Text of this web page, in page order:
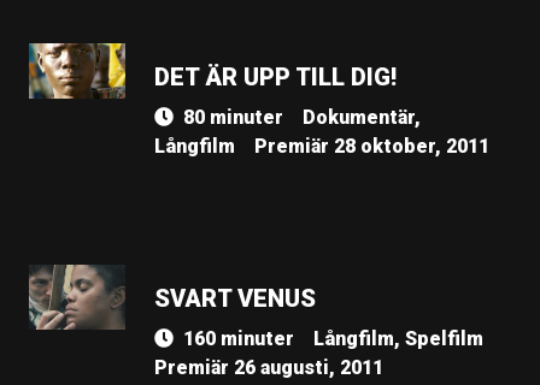
DET ÄR UPP TILL DIG!
80 minuter
Dokumentär,
Långfilm
Premiär 28 oktober, 2011
SVART VENUS
160 minuter
Långfilm, Spelfilm
Premiär 26 augusti, 2011